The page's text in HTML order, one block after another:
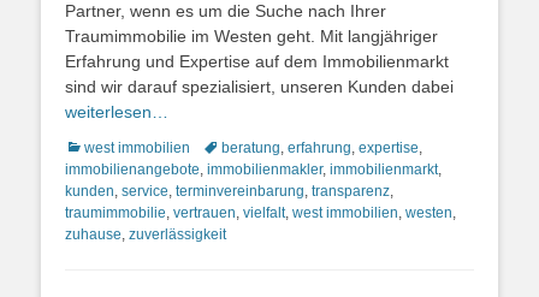
Partner, wenn es um die Suche nach Ihrer
Traumimmobilie im Westen geht. Mit langjähriger
Erfahrung und Expertise auf dem Immobilienmarkt
sind wir darauf spezialisiert, unseren Kunden dabei
weiterlesen…
Kategorien
west immobilien Schlagworte
beratung, erfahrung, expertise,
immobilienangebote, immobilienmakler, immobilienmarkt,
kunden, service, terminvereinbarung, transparenz,
traumimmobilie, vertrauen, vielfalt, west immobilien, westen,
zuhause, zuverlässigkeit